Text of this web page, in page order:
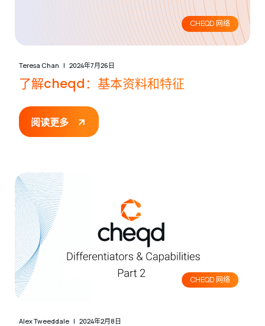
CHEQD 网络
了解cheqd：基本资料和特征
阅读更多
Teresa Chan 2024年7月26日
CHEQD 网络
Alex Tweeddale 2024年2月8日